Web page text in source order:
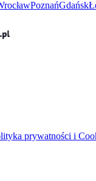
PoznańGdańsk
prywatności i